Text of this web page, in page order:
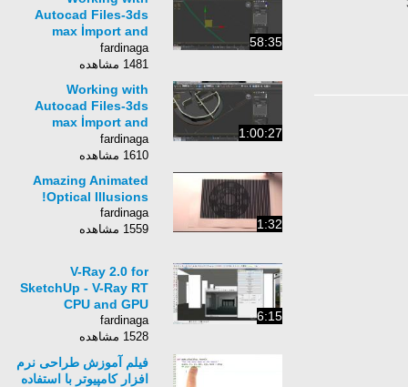
58:35
Autocad Files-3ds
max İmport and
Modelling(Office
buildings) Part 3
fardinaga
1481 مشاهده
1:00:27
Working with
Autocad Files-3ds
max İmport and
Modelling(Office
buildings) Part 4
fardinaga
1610 مشاهده
1:32
Amazing Animated
Optical Illusions!
fardinaga
1559 مشاهده
6:15
V-Ray 2.0 for
SketchUp - V-Ray RT
CPU and GPU
fardinaga
1528 مشاهده
فیلم آموزش طراحی نرم
افزار کامپیوتر با استفاده